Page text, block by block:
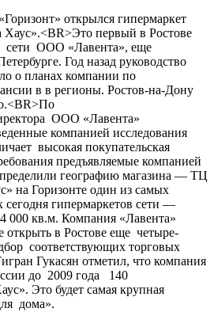
открылся гипермаркет
Хаус».<BR>Это первый в Ростове
сети ООО «Лавента», еще
Год назад руководство
о планах компании по
в в регионы. Ростов-на-Дону
ООО «Лавента»
компанией исследования
высокая покупательская
предъявляемые компанией
географию магазина — ТЦ
на Горизонте один из самых
гипермаркетов сети —
000 кв.м. Компания «Лавента»
открыть в Ростове еще четыре-
соответствующих торговых
Гукасян отметил, что компания
до 2009 года 140
Это будет самая крупная
дома».